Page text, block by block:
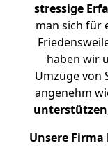
stressige
man sich für
haben wir
Umzüge von
angenehm
unterstützen
Unsere